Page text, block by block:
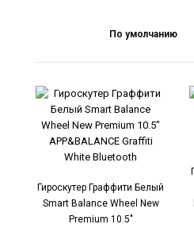
Гироскутер Граффити
Wheel New Premium
White Bluetooth
13890₽
Гироскутер Граффити Белый
Smart Balance Wheel New
Premium 10.5"